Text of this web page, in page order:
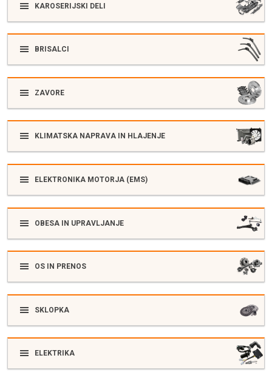
KAROSERIJSKI DELI
BRISALCI
ZAVORE
KLIMATSKA NAPRAVA IN HLAJENJE
ELEKTRONIKA MOTORJA (EMS)
OBESA IN UPRAVLJANJE
OS IN PRENOS
SKLOPKA
ELEKTRIKA